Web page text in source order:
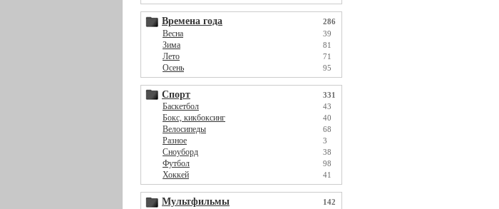
Времена года 286
Весна 39
Зима 81
Лето 71
Осень 95
Спорт 331
Баскетбол 43
Бокс, кикбоксинг 40
Велосипеды 68
Разное 3
Сноуборд 38
Футбол 98
Хоккей 41
Мультфильмы 142